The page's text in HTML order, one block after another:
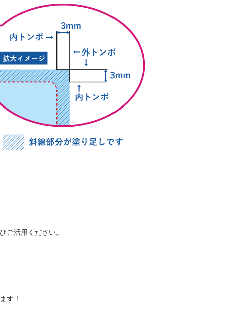
ご活用ください。
す！